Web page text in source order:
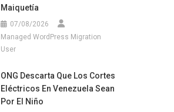
Maiquetía
07/08/2026
Managed WordPress Migration
User
ONG Descarta Que Los Cortes
Eléctricos En Venezuela Sean
Por El Niño